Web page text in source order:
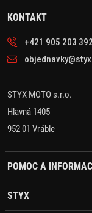
KONTAKT
+421 905 203 392
STYX MOTO s.r.o.
Hlavná 1405
952 01 Vráble
POMOC A
STYX